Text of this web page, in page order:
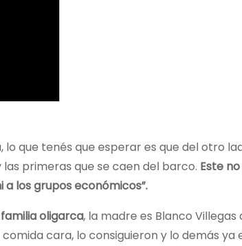
que tenés que esperar es que del otro
primeras que se caen del barco. Este
los grupos económicos”.
oligarca, la madre es Blanco Villegas
cara, lo consiguieron y lo demás ya